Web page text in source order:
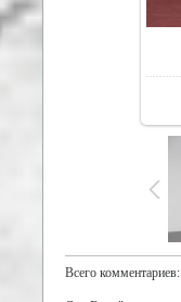
Всего комментариев: